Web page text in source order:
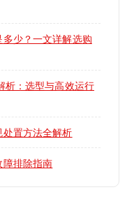
少？一文详解选购
析：选型与高效运行
置方法全解析
障排除指南